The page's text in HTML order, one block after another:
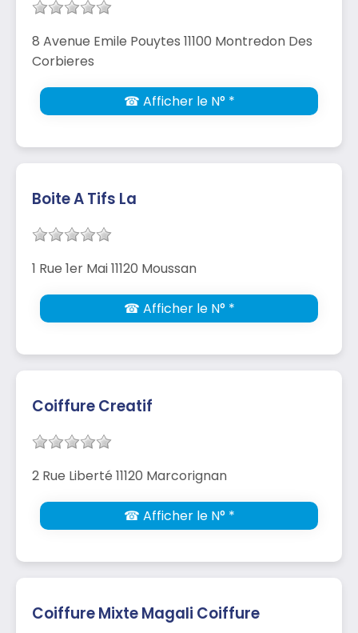
8 Avenue Emile Pouytes 11100 Montredon Des
Corbieres
☎ Afficher le N° *
Boite A Tifs La
1 Rue 1er Mai 11120 Moussan
☎ Afficher le N° *
Coiffure Creatif
2 Rue Liberté 11120 Marcorignan
☎ Afficher le N° *
Coiffure Mixte Magali Coiffure